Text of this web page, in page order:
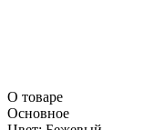
О товаре
Основное